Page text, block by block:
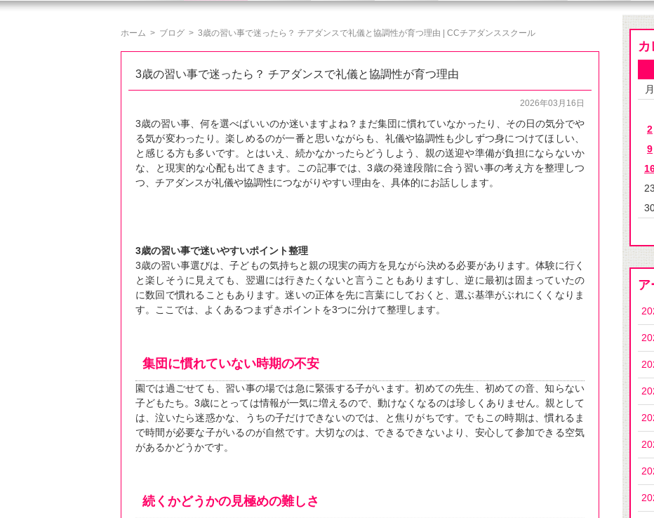
ホーム > ブログ > 3歳の習い事で迷ったら？ チアダンスで礼儀と協調性が育つ理由 | CCチアダンススクール
3歳の習い事で迷ったら？ チアダンスで礼儀と協調性が育つ理由
2026年03月16日
3歳の習い事、何を選べばいいのか迷いますよね？まだ集団に慣れていなかったり、その日の気分でや
る気が変わったり。楽しめるのが一番と思いながらも、礼儀や協調性も少しずつ身につけてほしい、
と感じる方も多いです。とはいえ、続かなかったらどうしよう、親の送迎や準備が負担にならないか
な、と現実的な心配も出てきます。この記事では、3歳の発達段階に合う習い事の考え方を整理しつ
つ、チアダンスが礼儀や協調性につながりやすい理由を、具体的にお話しします。
3歳の習い事で迷いやすいポイント整理
3歳の習い事選びは、子どもの気持ちと親の現実の両方を見ながら決める必要があります。体験に行く
と楽しそうに見えても、翌週には行きたくないと言うこともありますし、逆に最初は固まっていたの
に数回で慣れることもあります。迷いの正体を先に言葉にしておくと、選ぶ基準がぶれにくくなりま
す。ここでは、よくあるつまずきポイントを3つに分けて整理します。
集団に慣れていない時期の不安
園では過ごせても、習い事の場では急に緊張する子がいます。初めての先生、初めての音、知らない
子どもたち。3歳にとっては情報が一気に増えるので、動けなくなるのは珍しくありません。親として
は、泣いたら迷惑かな、うちの子だけできないのでは、と焦りがちです。でもこの時期は、慣れるま
で時間が必要な子がいるのが自然です。大切なのは、できるできないより、安心して参加できる空気
があるかどうかです。
続くかどうかの見極めの難しさ
カ
月
2
9
23
ア